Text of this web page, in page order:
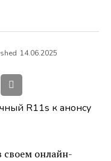
14.06.2025
своем онлайн-